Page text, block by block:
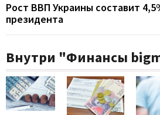
Рост ВВП Украины составит
президента
Внутри "Финансы